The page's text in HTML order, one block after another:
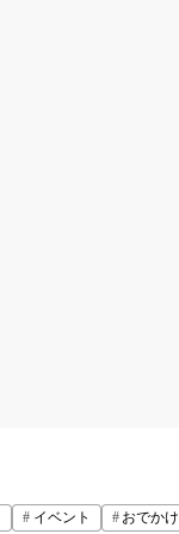
イベント おでかけ